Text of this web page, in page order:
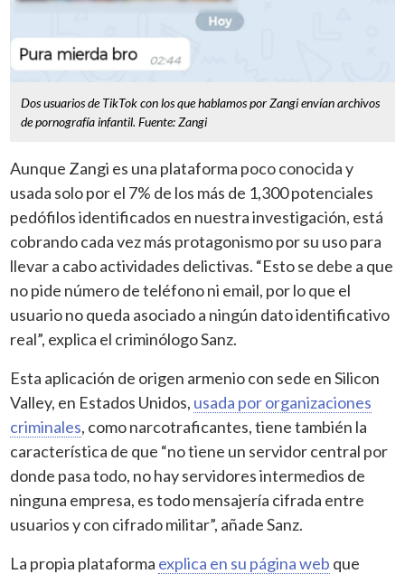
Dos usuarios de TikTok con los que hablamos por Zangi envían archivos
de pornografía infantil. Fuente: Zangi
Aunque Zangi es una plataforma poco conocida y
usada solo por el 7% de los más de 1,300 potenciales
pedófilos identificados en nuestra investigación, está
cobrando cada vez más protagonismo por su uso para
llevar a cabo actividades delictivas. “Esto se debe a que
no pide número de teléfono ni email, por lo que el
usuario no queda asociado a ningún dato identificativo
real”, explica el criminólogo Sanz.
Esta aplicación de origen armenio con sede en Silicon
Valley, en Estados Unidos, usada por organizaciones
criminales, como narcotraficantes, tiene también la
característica de que “no tiene un servidor central por
donde pasa todo, no hay servidores intermedios de
ninguna empresa, es todo mensajería cifrada entre
usuarios y con cifrado militar”, añade Sanz.
La propia plataforma explica en su página web que